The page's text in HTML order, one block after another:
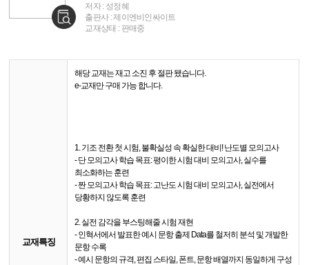
저자 : 성정혜
출판사 : 제이엔비인싸이트
교재상태 : 판매중
교재특징
해당 교재는 재고 소진 후 절판 됐습니다.
e-교재만 구매 가능 합니다.
1. 기조 전환 첫 시험, 불확실성 속 확실한 대비! 난도별 모의고사
- 단 모의고사 학습 목표: 평이한 시험 대비 모의고사, 실수를
최소화하는 훈련
- 짠 모의고사 학습 목표: 고난도 시험 대비 모의고사, 실전에서
당황하지 않도록 훈련
2. 실전 감각을 부스팅해줄 시험 재현
- 인혁서에서 발표한 예시 문항 출제 Data를 철저히 분석 및 개발한
문항 수록
- 예시 문항의 규격, 편집 스타일, 폰트, 문항 배열까지 동일하게 구성